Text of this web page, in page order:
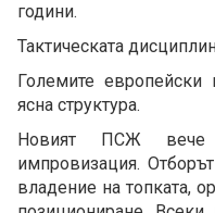
години.
Тактическата
Големите
ясна структура.
Новият ПСЖ
импровизация.
владение на топката,